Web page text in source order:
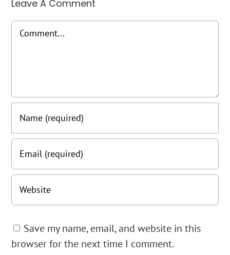
Leave A Comment
Comment
Save my name, email, and website in this
browser for the next time I comment.